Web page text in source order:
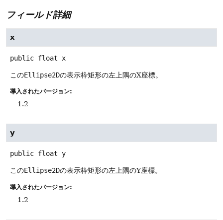
フィールド詳細
x
public float x
このEllipse2Dの表示枠矩形の左上隅のX座標。
導入されたバージョン:
1.2
y
public float y
このEllipse2Dの表示枠矩形の左上隅のY座標。
導入されたバージョン:
1.2